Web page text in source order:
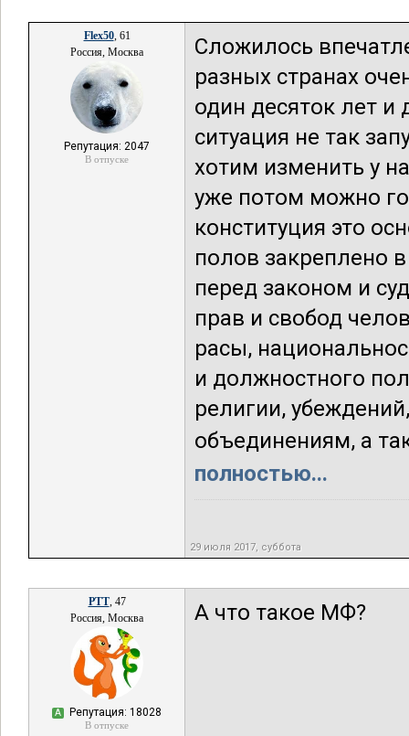
Flex50, 61
Россия, Москва
Репутация: 2047
В отпуске
Сложилось
разных странах
один десяток лет и
ситуация не так
хотим изменить у
уже потом можно
конституция это
полов закреплено
перед законом и
прав и свобод
расы,
и должностного
религии,
объединениям, а
полностью...
29 июля 2017, суббота
РТТ, 47
Россия, Москва
А Репутация: 18028
В отпуске
А что такое МФ?